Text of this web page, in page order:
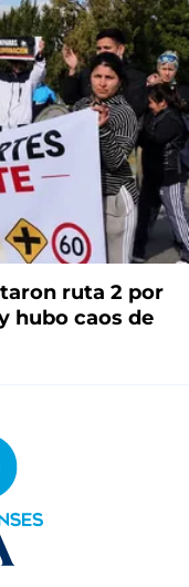
ruta 2 por
hubo caos de